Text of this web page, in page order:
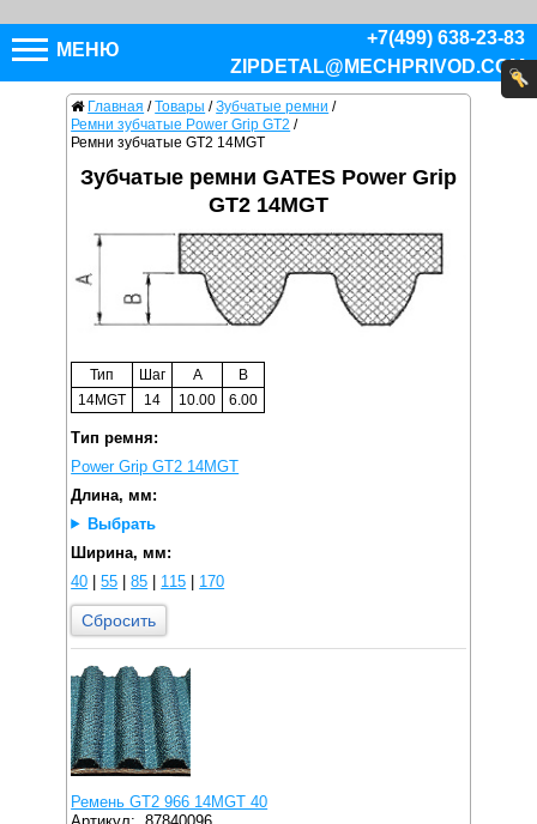
МЕНЮ
+7(499) 638-23-83
ZIPDETAL@MECHPRIVOD.COM
Главная / Товары / Зубчатые ремни /
Ремни зубчатые Power Grip GT2 /
Ремни зубчатые GT2 14MGT
Зубчатые ремни GATES Power Grip
GT2 14MGT
Тип Шаг A
B
14MGT
14 10.00 6.00
Тип ремня:
Power Grip GT2 14MGT
Длина, мм:
Выбрать
Ширина, мм:
40 |55 |85 | 115 | 170
Сбросить
Ремень GT2 966 14MGT 40